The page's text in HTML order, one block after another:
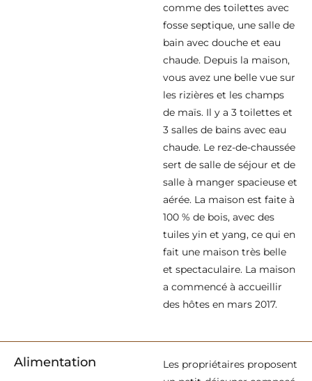
comme des toilettes avec
fosse septique, une salle de
bain avec douche et eau
chaude. Depuis la maison,
vous avez une belle vue sur
les rizières et les champs
de maïs. Il y a 3 toilettes et
3 salles de bains avec eau
chaude. Le rez-de-chaussée
sert de salle de séjour et de
salle à manger spacieuse et
aérée. La maison est faite à
100 % de bois, avec des
tuiles yin et yang, ce qui en
fait une maison très belle
et spectaculaire. La maison
a commencé à accueillir
des hôtes en mars 2017.
Alimentation
Les propriétaires proposent